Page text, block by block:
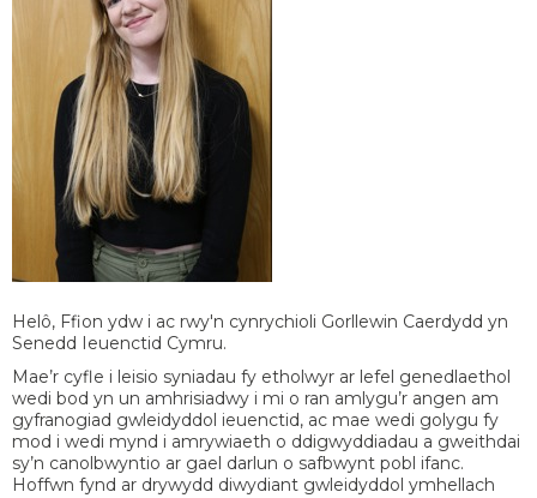
Helô, Ffion ydw i ac rwy'n cynrychioli Gorllewin Caerdydd yn
Senedd Ieuenctid Cymru.
Mae’r cyfle i leisio syniadau fy etholwyr ar lefel genedlaethol
wedi bod yn un amhrisiadwy i mi o ran amlygu’r angen am
gyfranogiad gwleidyddol ieuenctid, ac mae wedi golygu fy
mod i wedi mynd i amrywiaeth o ddigwyddiadau a gweithdai
sy’n canolbwyntio ar gael darlun o safbwynt pobl ifanc.
Hoffwn fynd ar drywydd diwydiant gwleidyddol ymhellach